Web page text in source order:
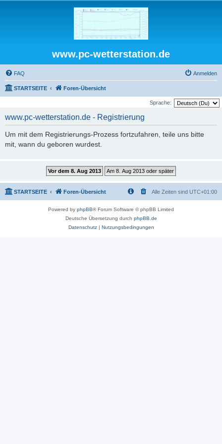
www.pc-wetterstation.de
FAQ Anmelden
STARTSEITE Foren-Übersicht
Sprache:
www.pc-wetterstation.de - Registrierung
Um mit dem Registrierungs-Prozess fortzufahren, teile uns bitte
mit, wann du geboren wurdest.
STARTSEITE Foren-Übersicht Alle Zeiten sind UTC+01:00
Powered by phpBB® Forum Software © phpBB Limited
Deutsche Übersetzung durch phpBB.de
Datenschutz| Nutzungsbedingungen